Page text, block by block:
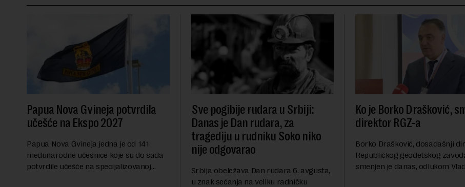
Papua Nova Gvineja potvrdila
učešće na Ekspo 2027
Papua Nova Gvineja jedna je od 141
međunarodne učesnice koje su do sada
potvrdile učešće na specijalizovanoj
Sve pogibije rudara u Srbiji:
Danas je Dan rudara, za
tragediju u rudniku Soko niko
nije odgovarao
Srbija obeležava Dan rudara 6. avgusta,
u znak sećanja na veliku radničku
Ko je Borko Drašković,
direktor RGZ-a
Borko Drašković, dosadašnji
Republičkog geodetskog
smenjen je danas, odlukom